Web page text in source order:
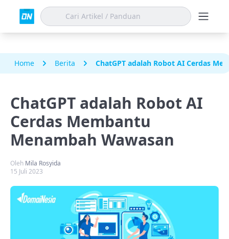
Home Berita ChatGPT adalah Robot AI Cerdas
ChatGPT adalah Robot AI
Cerdas Membantu
Menambah Wawasan
Oleh Mila Rosyida
15 Juli 2023